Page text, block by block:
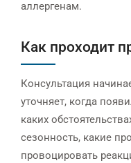
аллергенам.
Как проходит
Консультация
уточняет, когда
каких
сезонность, какие
провоцировать